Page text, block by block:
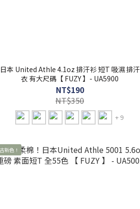
日本 United Athle 4.1oz 排汗衫 短T 吸濕 排汗
衣 有大尺碼【 FUZY 】- UA5900
NT$190
NT$350
+ 9
新色！